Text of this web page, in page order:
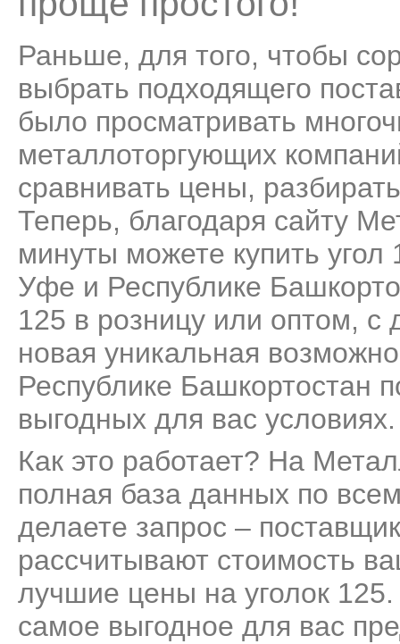
Раньше, для того, чтобы
выбрать подходящего
было просматривать
металлоторгующих
сравнивать цены,
Теперь, благодаря сайту
минуты можете купить
Уфе и Республике
125 в розницу или оптом, с
новая уникальная
Республике Башкортостан
выгодных для вас условиях.
Как это работает? На
полная база данных по
делаете запрос –
рассчитывают стоимость
лучшие цены на уголок
самое выгодное для вас